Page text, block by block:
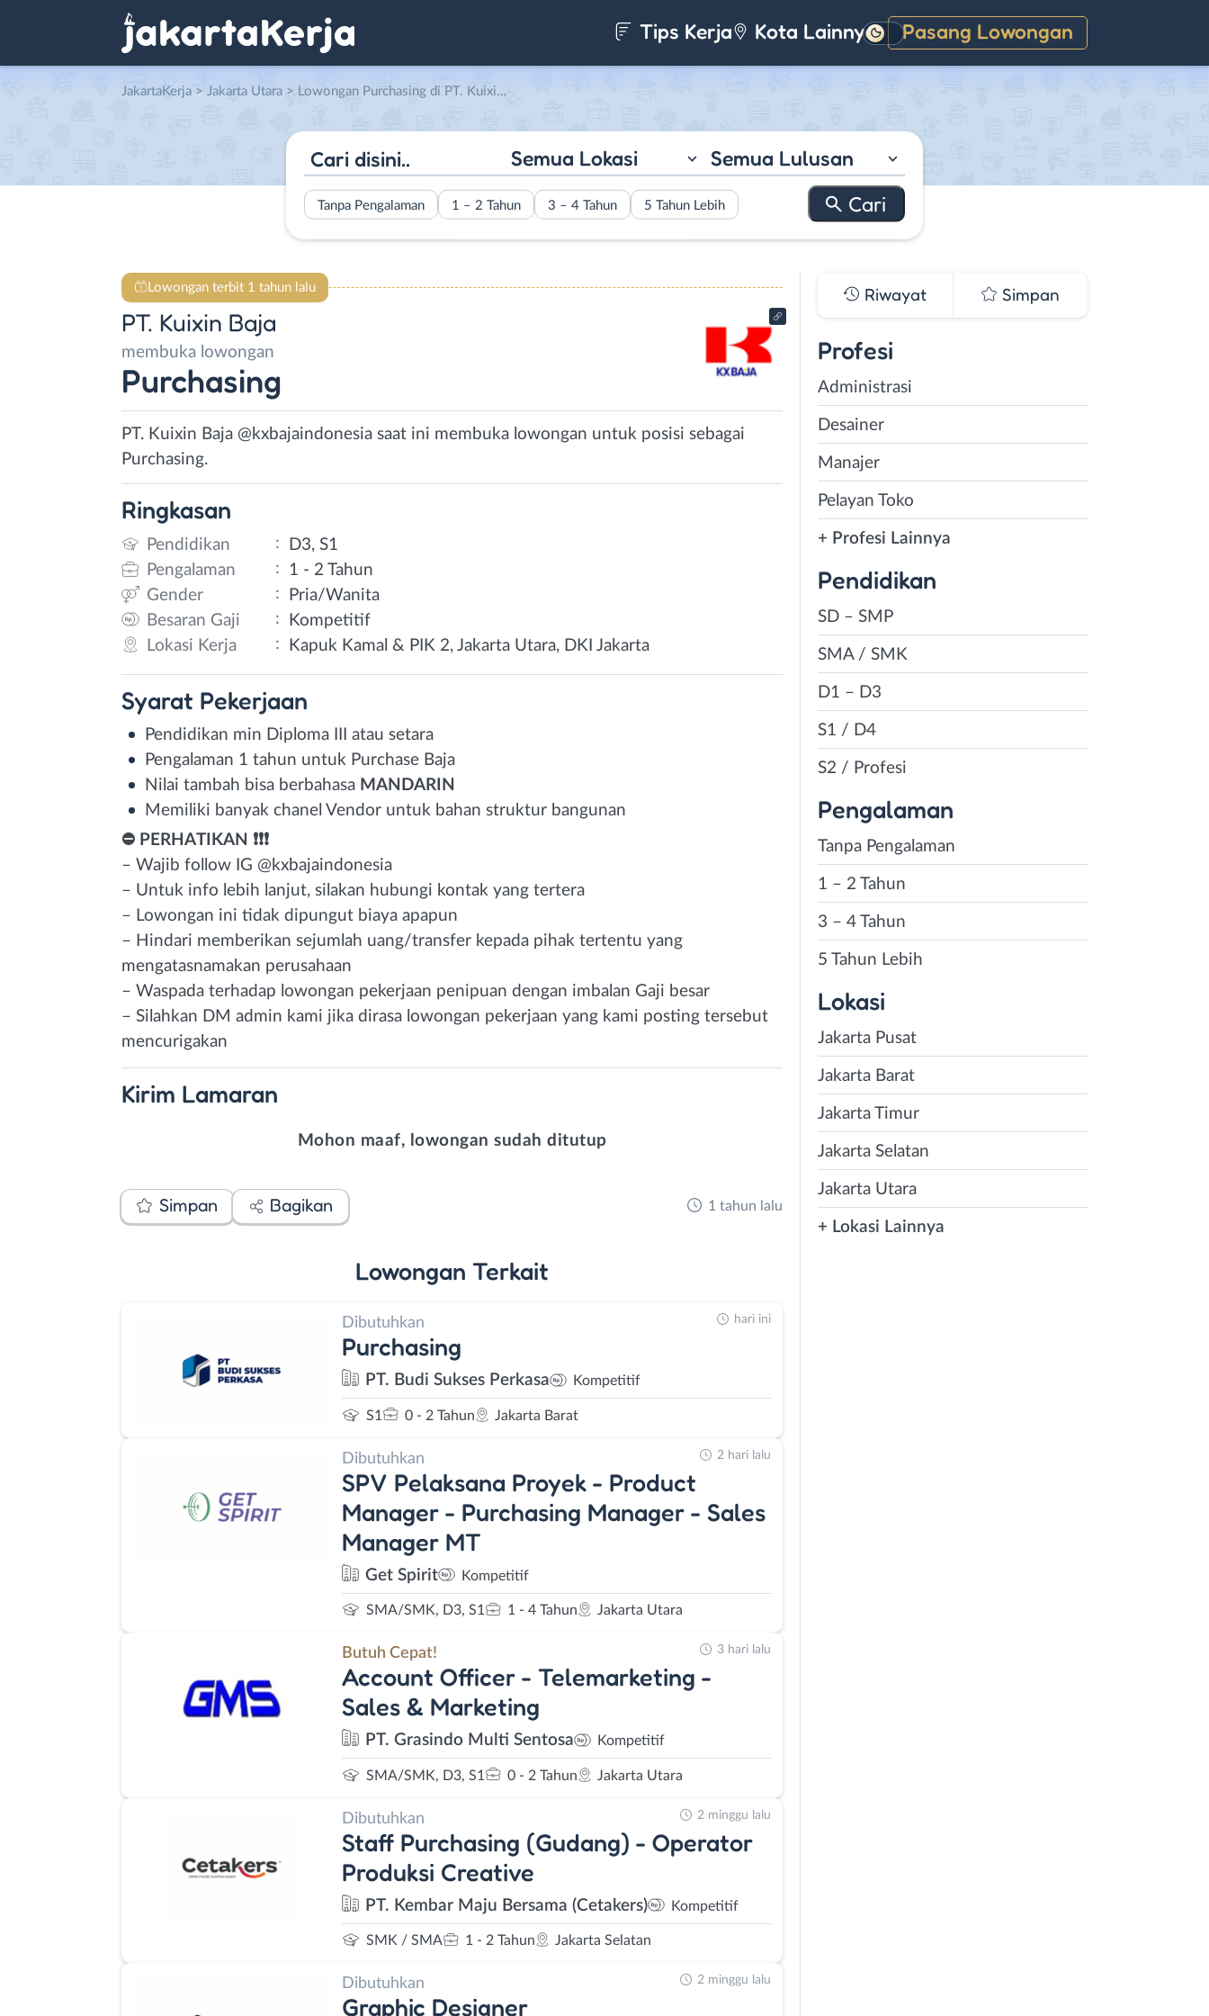
Tips Kerja Kota Lainnya Pasang Lowongan
Gelap
JakartaKerja > Jakarta Utara > Lowongan Purchasing di PT. Kuixin Baja
Semua Lokasi Semua Lulusan
Tanpa Pengalaman 1 – 2 Tahun 3 – 4 Tahun 5 Tahun Lebih
Lowongan terbit 1 tahun lalu
PT. Kuixin Baja
membuka lowongan
Purchasing
PT. Kuixin Baja @kxbajaindonesia saat ini membuka lowongan untuk posisi sebagai
Purchasing.
Ringkasan
Pendidikan :
D3, S1
Pengalaman
:
1 - 2 Tahun
Gender
:
Pria/Wanita
Besaran Gaji
:
Kompetitif
Lokasi Kerja
: Kapuk Kamal & PIK 2, Jakarta Utara, DKI Jakarta
Syarat Pekerjaan
Pendidikan min Diploma III atau setara
Pengalaman 1 tahun untuk Purchase Baja
Nilai tambah bisa berbahasa MANDARIN
Memiliki banyak chanel Vendor untuk bahan struktur bangunan
⛔ PERHATIKAN ❗❗❗
– Wajib follow IG @kxbajaindonesia
– Untuk info lebih lanjut, silakan hubungi kontak yang tertera
– Lowongan ini tidak dipungut biaya apapun
– Hindari memberikan sejumlah uang/transfer kepada pihak tertentu yang
mengatasnamakan perusahaan
– Waspada terhadap lowongan pekerjaan penipuan dengan imbalan Gaji besar
– Silahkan DM admin kami jika dirasa lowongan pekerjaan yang kami posting tersebut
mencurigakan
Kirim Lamaran
Mohon maaf, lowongan sudah ditutup
Simpan Bagikan 1 tahun lalu
Lowongan Terkait
Dibutuhkan
Purchasing
PT. Budi Sukses Perkasa Kompetitif
S1 0 - 2 Tahun Jakarta Barat
hari ini
Dibutuhkan
SPV Pelaksana Proyek - Product
Manager - Purchasing Manager - Sales
Manager MT
Get Spirit Kompetitif
SMA/SMK, D3, S1 1 - 4 Tahun Jakarta Utara
2 hari lalu
Butuh Cepat!
Account Officer - Telemarketing -
Sales & Marketing
PT. Grasindo Multi Sentosa Kompetitif
SMA/SMK, D3, S1 0 - 2 Tahun Jakarta Utara
3 hari lalu
Dibutuhkan
Staff Purchasing (Gudang) - Operator
Produksi Creative
PT. Kembar Maju Bersama (Cetakers) Kompetitif
SMK / SMA 1 - 2 Tahun Jakarta Selatan
2 minggu lalu
Dibutuhkan
Graphic Designer
2 minggu lalu
Riwayat Simpan
Profesi
Administrasi
Desainer
Manajer
Pelayan Toko
+ Profesi Lainnya
Pendidikan
SD – SMP
SMA / SMK
D1 – D3
S1 / D4
S2 / Profesi
Pengalaman
Tanpa Pengalaman
1 – 2 Tahun
3 – 4 Tahun
5 Tahun Lebih
Lokasi
Jakarta Pusat
Jakarta Barat
Jakarta Timur
Jakarta Selatan
Jakarta Utara
+ Lokasi Lainnya